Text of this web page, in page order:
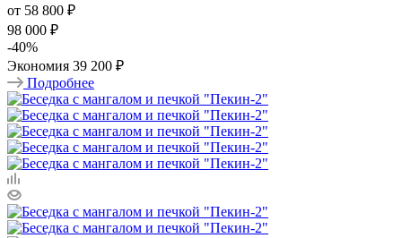
от 58 800 ₽
98 000 ₽
-40%
Экономия 39 200 ₽
Подробнее